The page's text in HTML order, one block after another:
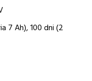
7 Ah), 100 dni (2